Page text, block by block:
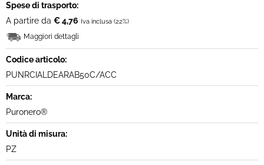
Spese di trasporto:
A partire da € 4,76 Iva inclusa (22%)
Maggiori dettagli
Codice articolo:
PUNRCIALDEARAB50C/ACC
Marca:
Puronero®
Unità di misura:
PZ